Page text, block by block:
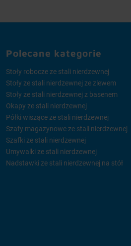
Polecane kategorie
Stoły robocze ze stali nierdzewnej
Stoły ze stali nierdzewnej ze zlewem
Stoły ze stali nierdzewnej z basenem
Okapy ze stali nierdzewnej
Półki wiszące ze stali nierdzewnej
Szafy magazynowe ze stali nierdzewnej
Szafki ze stali nierdzewnej
Umywalki ze stali nierdzewnej
Nadstawki ze stali nierdzewnej na stół